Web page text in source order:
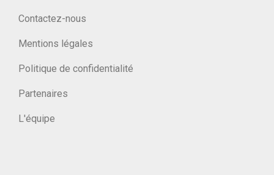
Contactez-nous
Mentions légales
Politique de confidentialité
Partenaires
L'équipe